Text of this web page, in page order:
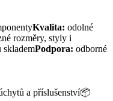
Kvalita: odolné
rozměry, styly i
sklademPodpora: odborné
a příslušenství📦